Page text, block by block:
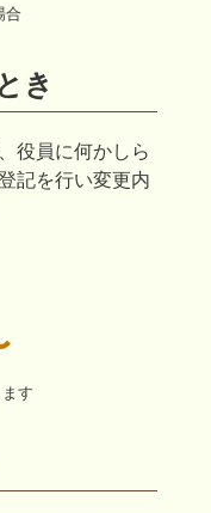
合
き
役員に何かしら
記を行い変更内
す